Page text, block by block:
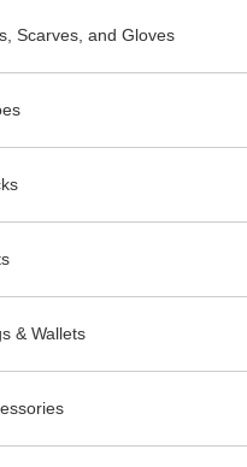
Scarves, and Gloves
& Wallets